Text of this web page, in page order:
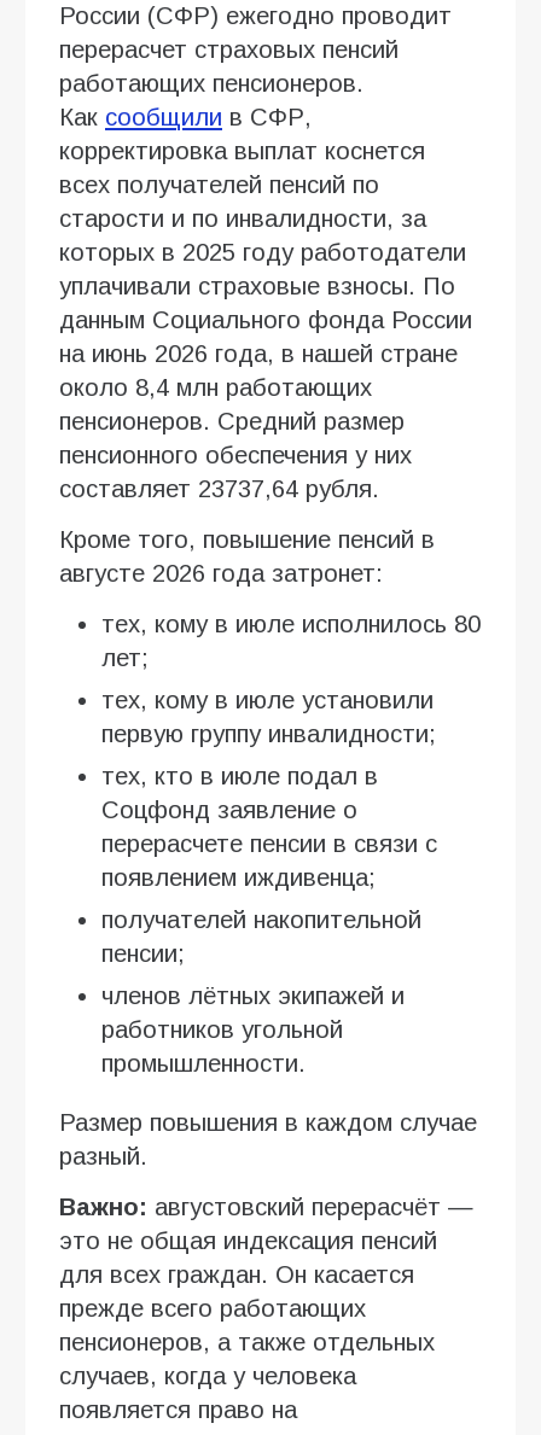
России (СФР) ежегодно проводит
перерасчет страховых пенсий
работающих пенсионеров.
Как сообщили в СФР,
корректировка выплат коснется
всех получателей пенсий по
старости и по инвалидности, за
которых в 2025 году работодатели
уплачивали страховые взносы. По
данным Социального фонда России
на июнь 2026 года, в нашей стране
около 8,4 млн работающих
пенсионеров. Средний размер
пенсионного обеспечения у них
составляет 23737,64 рубля.
Кроме того, повышение пенсий в
августе 2026 года затронет:
тех, кому в июле исполнилось 80
лет;
тех, кому в июле установили
первую группу инвалидности;
тех, кто в июле подал в
Соцфонд заявление о
перерасчете пенсии в связи с
появлением иждивенца;
получателей накопительной
пенсии;
членов лётных экипажей и
работников угольной
промышленности.
Размер повышения в каждом случае
разный.
Важно: августовский перерасчёт —
это не общая индексация пенсий
для всех граждан. Он касается
прежде всего работающих
пенсионеров, а также отдельных
случаев, когда у человека
появляется право на